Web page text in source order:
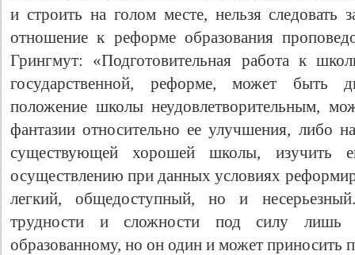
и строить на голом месте, нельзя
отношение к реформе образования
Грингмут: «Подготовительная работа к
государственной, реформе, может быть
положение школы неудовлетворительным,
фантазии относительно ее улучшения, либо
существующей хорошей школы, изучить
осуществлению при данных условиях
легкий, общедоступный, но и
трудности и сложности под силу
образованному, но он один и может приносить